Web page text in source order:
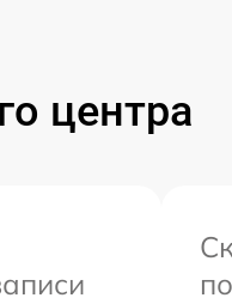
центра